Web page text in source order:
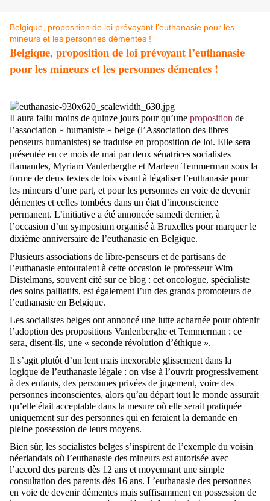
Belgique, proposition de loi prévoyant l’euthanasie pour les
mineurs et les personnes démentes !
Belgique, proposition de loi prévoyant l’euthanasie
pour les mineurs et les personnes démentes !
Il aura fallu moins de quinze jours pour qu’une proposition de
l’association « humaniste » belge (l’Association des libres
penseurs humanistes) se traduise en proposition de loi. Elle sera
présentée en ce mois de mai par deux sénatrices socialistes
flamandes, Myriam Vanlerberghe et Marleen Temmerman sous la
forme de deux textes de lois visant à légaliser l’euthanasie pour
les mineurs d’une part, et pour les personnes en voie de devenir
démentes et celles tombées dans un état d’inconscience
permanent. L’initiative a été annoncée samedi dernier, à
l’occasion d’un symposium organisé à Bruxelles pour marquer le
dixième anniversaire de l’euthanasie en Belgique.
Plusieurs associations de libre-penseurs et de partisans de
l’euthanasie entouraient à cette occasion le professeur Wim
Distelmans, souvent cité sur ce blog : cet oncologue, spécialiste
des soins palliatifs, est également l’un des grands promoteurs de
l’euthanasie en Belgique.
Les socialistes belges ont annoncé une lutte acharnée pour obtenir
l’adoption des propositions Vanlenberghe et Temmerman : ce
sera, disent-ils, une « seconde révolution d’éthique ».
Il s’agit plutôt d’un lent mais inexorable glissement dans la
logique de l’euthanasie légale : on vise à l’ouvrir progressivement
à des enfants, des personnes privées de jugement, voire des
personnes inconscientes, alors qu’au départ tout le monde assurait
qu’elle était acceptable dans la mesure où elle serait pratiquée
uniquement sur des personnes qui en feraient la demande en
pleine possession de leurs moyens.
Bien sûr, les socialistes belges s’inspirent de l’exemple du voisin
néerlandais où l’euthanasie des mineurs est autorisée avec
l’accord des parents dès 12 ans et moyennant une simple
consultation des parents dès 16 ans. L’euthanasie des personnes
en voie de devenir démentes mais suffisamment en possession de